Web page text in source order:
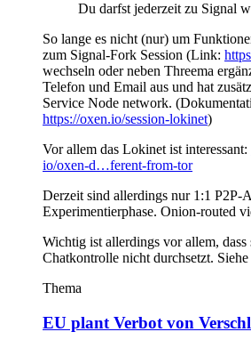
Du darfst jederzeit zu Signal
So lange es nicht (nur) um
zum Signal-Fork Session (Link:
wechseln oder neben Threema
Telefon und Email aus und hat
Service Node network.
https://oxen.io/session-lokinet)
Vor allem das Lokinet ist interessant:
io/oxen-d…ferent-from-tor
Derzeit sind allerdings nur 1:1 P2P-
Experimentierphase. Onion-routed
Wichtig ist allerdings vor allem,
Chatkontrolle nicht durchsetzt. Siehe
Thema
EU plant Verbot von